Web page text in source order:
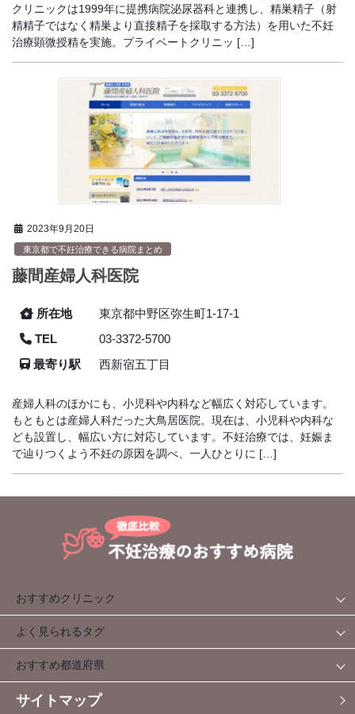
クリニックは1999年に提携病院泌尿器科と連携し、精巣精子（射
精精子ではなく精巣より直接精子を採取する方法）を用いた不妊
治療顕微授精を実施。プライベートクリニッ […]
2023年9月20日
東京都で不妊治療できる病院まとめ
藤間産婦人科医院
所在地
東京都中野区弥生町1-17-1
TEL
03-3372-5700
最寄り駅
西新宿五丁目
産婦人科のほかにも、小児科や内科など幅広く対応しています。
もともとは産婦人科だった大鳥居医院。現在は、小児科や内科な
ども設置し、幅広い方に対応しています。不妊治療では、妊娠ま
で辿りつくよう不妊の原因を調べ、一人ひとりに […]
おすすめクリニック
よく見られるタグ
おすすめ都道府県
サイトマップ